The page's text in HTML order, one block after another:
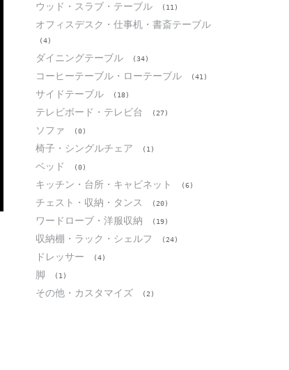
ウッド・スラブ・テーブル (11)
オフィスデスク・仕事机・書斎テーブル
(4)
ダイニングテーブル (34)
コーヒーテーブル・ローテーブル (41)
サイドテーブル (18)
テレビボード・テレビ台 (27)
ソファ (0)
椅子・シングルチェア (1)
ベッド (0)
キッチン・台所・キャビネット (6)
チェスト・収納・タンス (20)
ワードローブ・洋服収納 (19)
収納棚・ラック・シェルフ (24)
ドレッサー (4)
脚 (1)
その他・カスタマイズ (2)